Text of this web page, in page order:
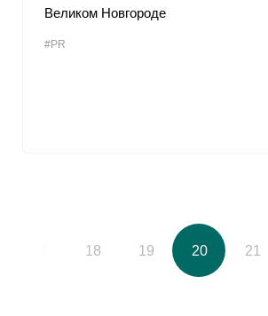
Великом Новгороде
#PR
18 19 20 21